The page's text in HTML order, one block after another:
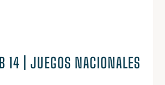
14 | JUEGOS NACIONALES